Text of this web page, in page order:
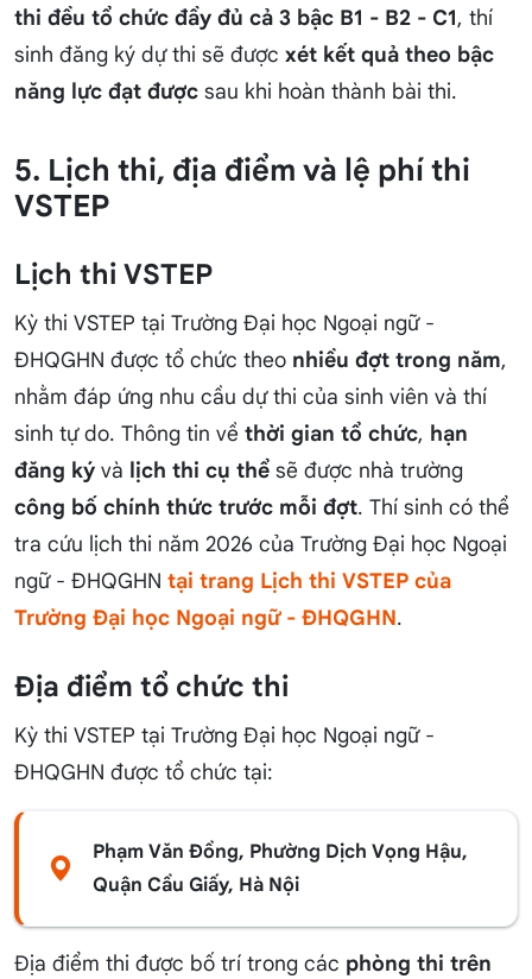
thi đều tổ chức đầy đủ cả 3 bậc B1 - B2 - C1, thí
sinh đăng ký dự thi sẽ được xét kết quả theo bậc
năng lực đạt được sau khi hoàn thành bài thi.
5. Lịch thi, địa điểm và lệ phí thi
VSTEP
Lịch thi VSTEP
Kỳ thi VSTEP tại Trường Đại học Ngoại ngữ -
ĐHQGHN được tổ chức theo nhiều đợt trong năm,
nhằm đáp ứng nhu cầu dự thi của sinh viên và thí
sinh tự do. Thông tin về thời gian tổ chức, hạn
đăng ký và lịch thi cụ thể sẽ được nhà trường
công bố chính thức trước mỗi đợt. Thí sinh có thể
tra cứu lịch thi năm 2026 của Trường Đại học Ngoại
ngữ - ĐHQGHN tại trang Lịch thi VSTEP của
Trường Đại học Ngoại ngữ - ĐHQGHN.
Địa điểm tổ chức thi
Kỳ thi VSTEP tại Trường Đại học Ngoại ngữ -
ĐHQGHN được tổ chức tại:
Phạm Văn Đồng, Phường Dịch Vọng Hậu,
Quận Cầu Giấy, Hà Nội
Địa điểm thi được bố trí trong các phòng thi trên